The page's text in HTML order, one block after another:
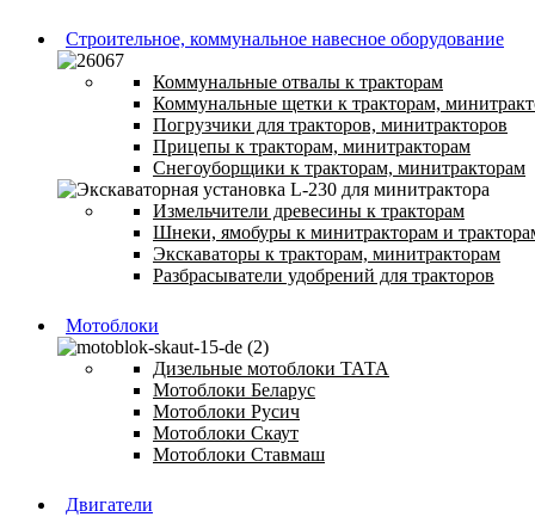
Строительное, коммунальное навесное оборудование
Коммунальные отвалы к тракторам
Коммунальные щетки к тракторам,
Погрузчики для тракторов, минитракторов
Прицепы к тракторам, минитракторам
Снегоуборщики к тракторам, минитракторам
Измельчители древесины к тракторам
Шнеки, ямобуры к минитракторам и
Экскаваторы к тракторам, минитракторам
Разбрасыватели удобрений для тракторов
Мотоблоки
Дизельные мотоблоки ТАТА
Мотоблоки Беларус
Мотоблоки Русич
Мотоблоки Скаут
Мотоблоки Ставмаш
Двигатели